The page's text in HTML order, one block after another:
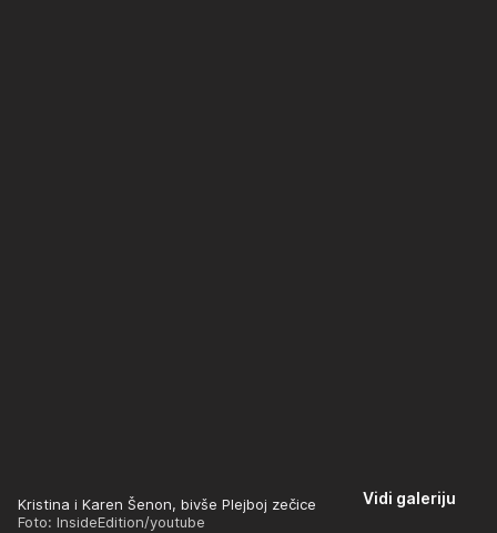
Vidi galeriju
Kristina i Karen Šenon, bivše Plejboj zečice
Foto: InsideEdition/youtube